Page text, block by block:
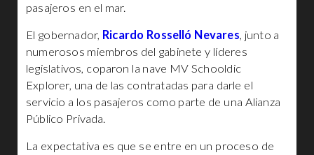
pasajeros en el mar.
El gobernador, Ricardo Rosselló Nevares, junto a
numerosos miembros del gabinete y líderes
legislativos, coparon la nave MV Schooldic
Explorer, una de las contratadas para darle el
servicio a los pasajeros como parte de una Alianza
Público Privada.
La expectativa es que se entre en un proceso de